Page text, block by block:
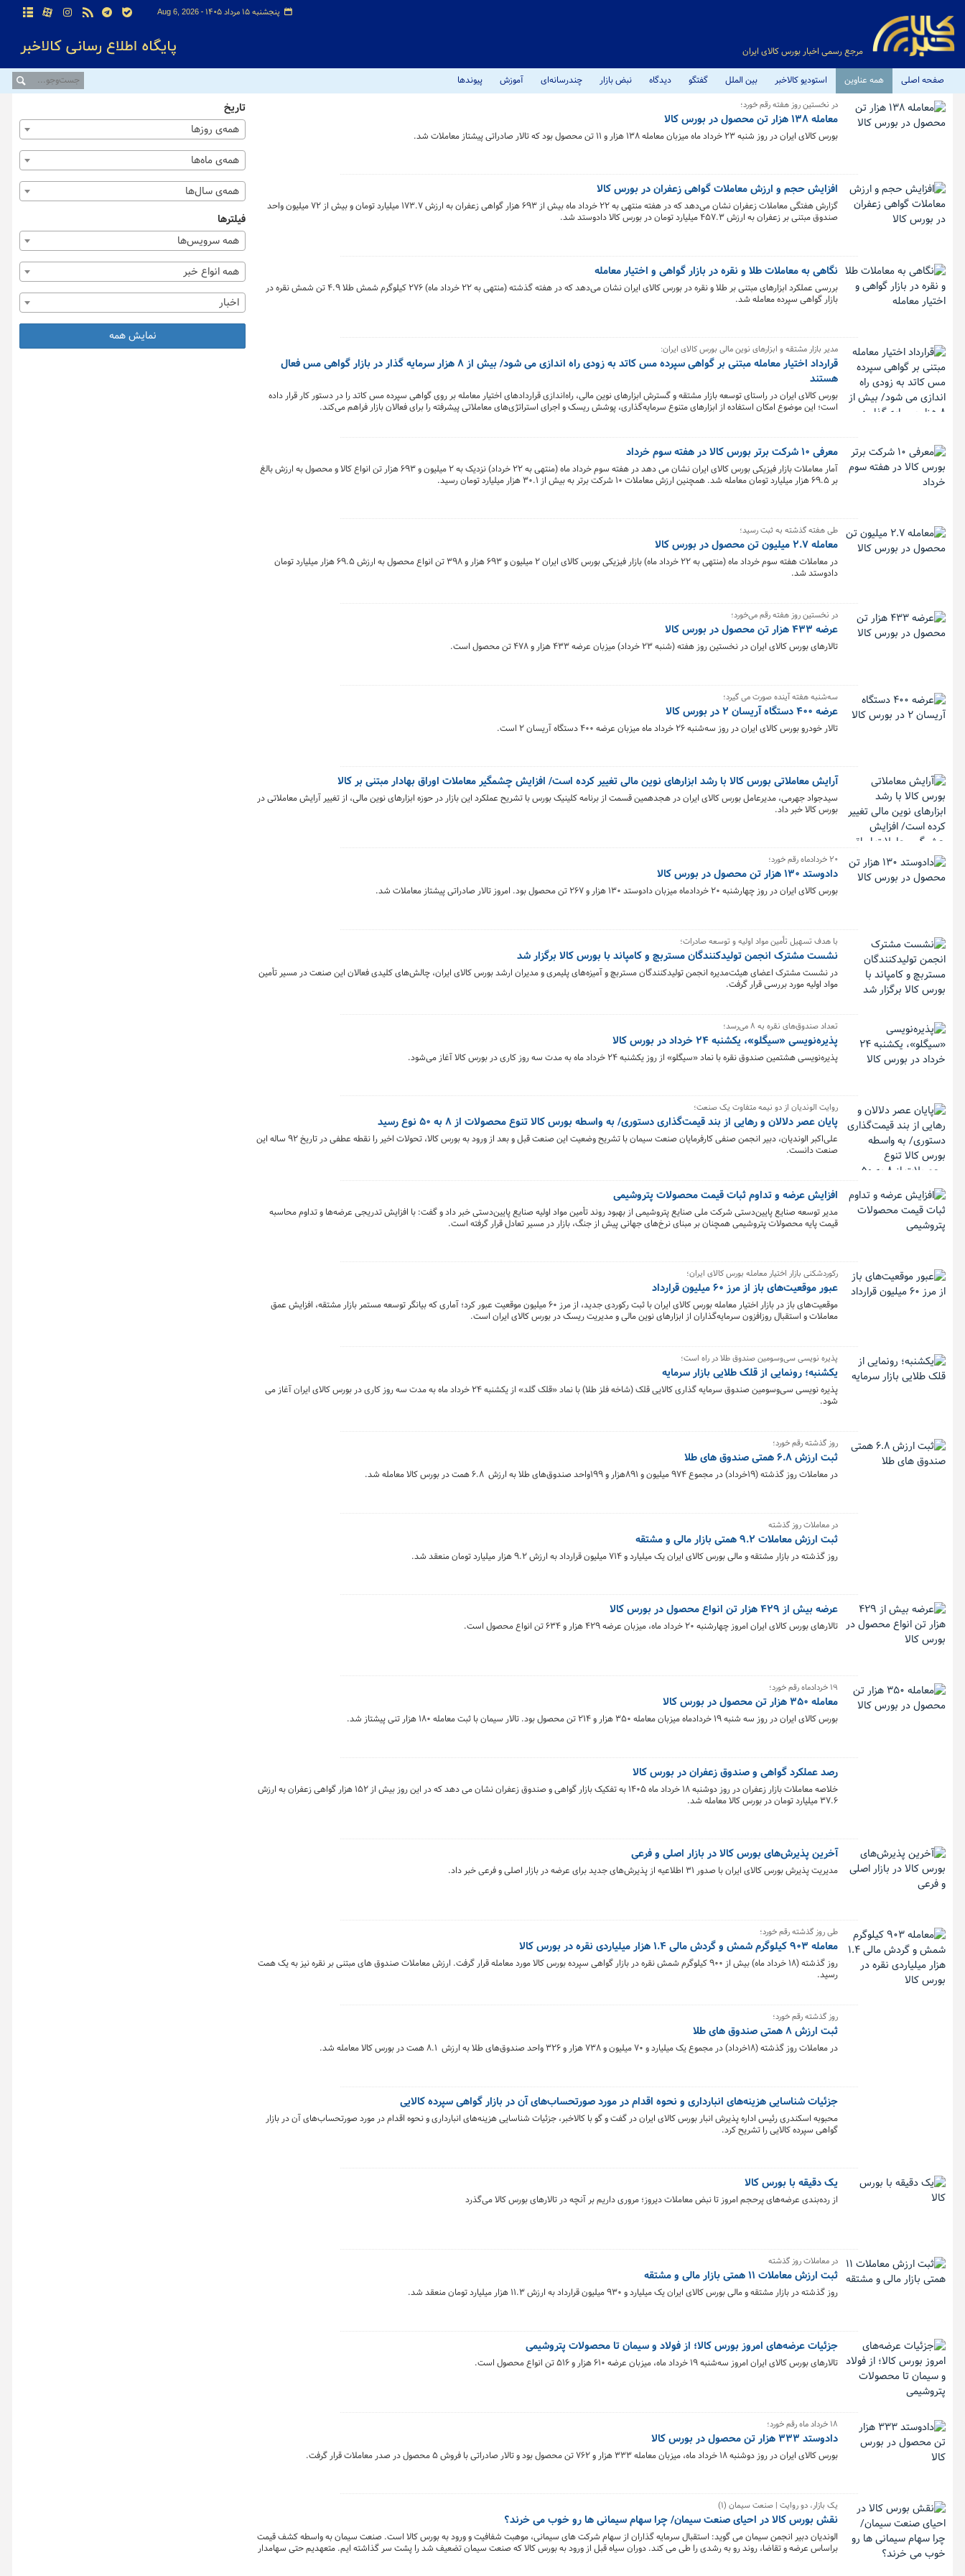
مرجع رسمی اخبار بورس کالای ایران
پنجشنبه ۱۵ مرداد ۱۴۰۵ - Aug 6, 2026
صفحه اصلی همه عناوین استودیو کالاخبر بین الملل گفتگو دیدگاه نبض بازار چندرسانه‌ای آموزش پیوندها
در نخستین روز هفته رقم خورد؛
معامله ۱۳۸ هزار تن محصول در بورس کالا
بورس کالای ایران در روز شنبه ۲۳ خرداد ماه میزبان معامله ۱۳۸ هزار و ۱۱ تن محصول بود که تالار صادراتی پیشتاز معاملات شد.
افزایش حجم و ارزش معاملات گواهی زعفران در بورس کالا
گزارش هفتگی معاملات زعفران نشان می‌دهد که در هفته منتهی به ۲۲ خرداد ماه بیش از ۶۹۳ هزار گواهی زعفران به ارزش ۱۷۳.۷ میلیارد تومان و بیش از ۷۲ میلیون واحد
صندوق مبتنی بر زعفران به ارزش ۴۵۷.۳ میلیارد تومان در بورس کالا دادوستد شد.
نگاهی به معاملات طلا و نقره در بازار گواهی و اختیار معامله
بررسی عملکرد ابزارهای مبتنی بر طلا و نقره در بورس کالای ایران نشان می‌‎دهد که در هفته گذشته (منتهی به ۲۲ خرداد ماه) ۲۷۶ کیلوگرم شمش طلا ۴.۹ تن شمش نقره در
بازار گواهی سپرده معامله شد.
مدیر بازار مشتقه و ابزارهای نوین مالی بورس کالای ایران:
قرارداد اختیار معامله مبتنی بر گواهی سپرده مس کاتد به زودی راه اندازی می شود/ بیش از ۸ هزار سرمایه گذار در بازار گواهی مس فعال
هستند
بورس کالای ایران در راستای توسعه بازار مشتقه و گسترش ابزارهای نوین مالی، راه‌اندازی قراردادهای اختیار معامله بر روی گواهی سپرده مس کاتد را در دستور کار قرار داده
است؛ این موضوع امکان استفاده از ابزارهای متنوع سرمایه‌گذاری، پوشش ریسک و اجرای استراتژی‌های معاملاتی پیشرفته را برای فعالان بازار فراهم می‌کند.
معرفی ۱۰ شرکت برتر بورس کالا در هفته سوم خرداد
آمار معاملات بازار فیزیکی بورس کالای ایران نشان می دهد در هفته سوم خرداد ماه (منتهی به ۲۲ خرداد) نزدیک به ۲ میلیون و ۶۹۳ هزار تن انواع کالا و محصول به ارزش بالغ
بر ۶۹.۵ هزار میلیارد تومان معامله شد. همچنین ارزش معاملات ۱۰ شرکت برتر به بیش از ۳۰.۱ هزار میلیارد تومان رسید.
طی هفته گذشته به ثبت رسید؛
معامله ۲.۷ میلیون تن محصول در بورس کالا
در معاملات هفته سوم خرداد ماه (منتهی به ۲۲ خرداد ماه) بازار فیزیکی بورس کالای ایران ۲ میلیون و ۶۹۳ هزار و ۳۹۸ تن انواع محصول به ارزش ۶۹.۵ هزار میلیارد تومان
دادوستد شد.
در نخستین روز هفته رقم می‌خورد؛
عرضه ۴۳۳ هزار تن محصول در بورس کالا
تالارهای بورس کالای ایران در نخستین روز هفته (شنبه ۲۳ خرداد) میزبان عرضه ۴۳۳ هزار و ۴۷۸ تن محصول است.
سه‌شنبه هفته آینده صورت می گیرد؛
عرضه ۴۰۰ دستگاه آریسان ۲ در بورس کالا
تالار خودرو بورس کالای ایران در روز سه‌شنبه ۲۶ خرداد ماه میزبان عرضه ۴۰۰ دستگاه آریسان ۲ است.
آرایش معاملاتی بورس کالا با رشد ابزارهای نوین مالی تغییر کرده است/ افزایش چشمگیر معاملات اوراق بهادار مبتنی بر کالا
سیدجواد جهرمی، مدیرعامل بورس کالای ایران در هجدهمین قسمت از برنامه کلینیک بورس با تشریح عملکرد این بازار در حوزه ابزارهای نوین مالی، از تغییر آرایش معاملاتی در
بورس کالا خبر داد.
۲۰ خردادماه رقم خورد؛
دادوستد ۱۳۰ هزار تن محصول در بورس کالا
بورس کالای ایران در روز چهارشنبه ۲۰ خردادماه میزبان دادوستد ۱۳۰ هزار و ۲۶۷ تن محصول بود. امروز تالار صادراتی پیشتاز معاملات شد.
با هدف تسهیل تأمین مواد اولیه و توسعه صادرات؛
نشست مشترک انجمن تولیدکنندگان مستربچ و کامپاند با بورس کالا برگزار شد
در نشست مشترک اعضای هیئت‌مدیره انجمن تولیدکنندگان مستربچ و آمیزه‌های پلیمری و مدیران ارشد بورس کالای ایران، چالش‌های کلیدی فعالان این صنعت در مسیر تأمین
مواد اولیه مورد بررسی قرار گرفت.
تعداد صندوق‌های نقره به ۸ می‌رسد؛
پذیره‌نویسی «سیگلو»، یکشنبه ۲۴ خرداد در بورس کالا
پذیره‌نویسی هشتمین صندوق نقره با نماد «سیگلو» از روز یکشنبه ۲۴ خرداد ماه به مدت سه روز کاری در بورس کالا آغاز می‌شود.
روایت الوندیان از دو نیمه متفاوت یک صنعت؛
پایان عصر دلالان و رهایی از بند قیمت‌گذاری دستوری/ به واسطه بورس کالا تنوع محصولات از ۸ به ۵۰ نوع رسید
علی‌اکبر الوندیان، دبیر انجمن صنفی کارفرمایان صنعت سیمان با تشریح وضعیت این صنعت قبل و بعد از ورود به بورس کالا، تحولات اخیر را نقطه عطفی در تاریخ ۹۲ ساله این
صنعت دانست.
افزایش عرضه و تداوم ثبات قیمت محصولات پتروشیمی
مدیر توسعه صنایع پایین‌دستی شرکت ملی صنایع پتروشیمی از بهبود روند تأمین مواد اولیه صنایع پایین‌دستی خبر داد و گفت: با افزایش تدریجی عرضه‌ها و تداوم محاسبه
قیمت پایه محصولات پتروشیمی همچنان بر مبنای نرخ‌های جهانی پیش از جنگ، بازار در مسیر تعادل قرار گرفته است.
رکوردشکنی بازار اختیار معامله بورس کالای ایران؛
عبور موقعیت‌های باز از مرز ۶۰ میلیون قرارداد
موقعیت‌های باز در بازار اختیار معامله بورس کالای ایران با ثبت رکوردی جدید، از مرز ۶۰ میلیون موقعیت عبور کرد؛ آماری که بیانگر توسعه مستمر بازار مشتقه، افزایش عمق
معاملات و استقبال روزافزون سرمایه‌گذاران از ابزارهای نوین مالی و مدیریت ریسک در بورس کالای ایران است.
پذیره نویسی سی‌وسومین صندوق طلا در راه است؛
یکشنبه؛ رونمایی از قلک طلایی بازار سرمایه
پذیره‌ نویسی سی‌وسومین صندوق سرمایه گذاری کالایی قلک (شاخه فلز طلا) با نماد «قلک گلد» از یکشنبه ۲۴ خرداد ماه به مدت سه روز کاری در بورس کالای ایران آغاز می
شود.
روز گذشته رقم خورد؛
ثبت ارزش ۶.۸ همتی صندوق های طلا
در معاملات روز گذشته (۱۹خرداد) در مجموع ۹۷۴ میلیون و ۸۹۱هزار و ۱۹۹واحد صندوق‌های طلا به ارزش ۶.۸ همت در بورس کالا معامله شد.
در معاملات روز گذشته
ثبت ارزش معاملات ۹.۲ همتی بازار مالی و مشتقه
روز گذشته در بازار مشتقه و مالی بورس کالای ایران یک میلیارد و ۷۱۴ میلیون قرارداد به ارزش ۹.۲ هزار میلیارد تومان منعقد شد.
عرضه بیش از ۴۲۹ هزار تن انواع محصول در بورس کالا
تالارهای بورس کالای ایران امروز چهارشنبه ۲۰ خرداد ماه، میزبان عرضه ۴۲۹ هزار و ۶۳۴ تن انواع محصول است.
۱۹ خردادماه رقم خورد؛
معامله ۳۵۰ هزار تن محصول در بورس کالا
بورس کالای ایران در روز سه شنبه ۱۹ خردادماه میزبان معامله ۳۵۰ هزار و ۲۱۴ تن محصول بود. تالار سیمان با ثبت معامله ۱۸۰ هزار تنی پیشتاز شد.
رصد عملکرد گواهی و صندوق زعفران در بورس کالا
خلاصه معاملات بازار زعفران در روز دوشنبه ۱۸ خرداد ماه ۱۴۰۵ به تفکیک بازار گواهی و صندوق زعفران نشان می دهد که در این روز بیش از ۱۵۲ هزار گواهی زعفران به ارزش
۳۷.۶ میلیارد تومان در بورس کالا معامله شد.
آخرین پذیرش‌های بورس کالا در بازار اصلی و فرعی
مدیریت پذیرش بورس کالای ایران با صدور ۳۱ اطلاعیه از پذیرش‌های جدید برای عرضه در بازار اصلی و فرعی خبر داد.
طی روز گذشته رقم خورد؛
معامله ۹۰۳ کیلوگرم شمش و گردش مالی ۱.۴ هزار میلیاردی نقره در بورس کالا
روز گذشته (۱۸ خرداد ماه) بیش از ۹۰۰ کیلوگرم شمش نقره در بازار گواهی سپرده بورس کالا مورد معامله قرار گرفت. ارزش معاملات صندوق های مبتنی بر نقره نیز به یک همت
رسید.
روز گذشته رقم خورد؛
ثبت ارزش ۸ همتی صندوق های طلا
در معاملات روز گذشته (۱۸خرداد) در مجموع یک میلیارد و ۷۰ میلیون و ۷۳۸ هزار و ۳۲۶ واحد صندوق‌های طلا به ارزش ۸.۱ همت در بورس کالا معامله شد.
جزئیات شناسایی هزینه‌های انبارداری و نحوه اقدام در مورد صورتحساب‌های آن در بازار گواهی سپرده کالایی
محبوبه اسکندری رئیس اداره پذیرش انبار بورس کالای ایران در گفت و گو با کالاخبر، جزئیات شناسایی هزینه‌های انبارداری و نحوه اقدام در مورد صورتحساب‌های آن در بازار
گواهی سپرده کالایی را تشریح کرد.
یک دقیقه با بورس کالا
از رده‌بندی عرضه‌های پرحجم امروز تا نبض معاملات دیروز؛ مروری داریم بر آنچه در تالارهای بورس کالا می‌گذرد
در معاملات روز گذشته
ثبت ارزش معاملات ۱۱ همتی بازار مالی و مشتقه
روز گذشته در بازار مشتقه و مالی بورس کالای ایران یک میلیارد و ۹۳۰ میلیون قرارداد به ارزش ۱۱.۳ هزار میلیارد تومان منعقد شد.
جزئیات عرضه‌های امروز بورس کالا؛ از فولاد و سیمان تا محصولات پتروشیمی
تالارهای بورس کالای ایران امروز سه‌شنبه ۱۹ خرداد ماه، میزبان عرضه ۶۱۰ هزار و ۵۱۶ تن انواع محصول است.
۱۸ خرداد ماه رقم خورد؛
دادوستد ۳۳۳ هزار تن محصول در بورس کالا
بورس کالای ایران در روز دوشنبه ۱۸ خرداد ماه، میزبان معامله ۳۳۳ هزار و ۷۶۲ تن محصول بود و تالار صادراتی با فروش ۵ محصول در صدر معاملات قرار گرفت.
یک بازار، دو روایت | صنعت سیمان (۱)
نقش بورس کالا در احیای صنعت سیمان/ چرا سهام سیمانی ها رو خوب می خرند؟
الوندیان دبیر انجمن سیمان می گوید: استقبال سرمایه گذاران از سهام شرکت های سیمانی، موهبت شفافیت و ورود به بورس کالا است. صنعت سیمان به واسطه کشف قیمت
براساس عرضه و تقاضا، روند رو به رشدی را طی می کند. دوران سیاه قبل از ورود به بورس کالا که صنعت سیمان تضعیف شد را پشت سر گذاشته ایم. متعهدیم حتی سهامدار
تاریخ
همه‌ی روزها
همه‌ی ماه‌ها
همه‌ی سال‌ها
فیلترها
همه سرویس‌ها
همه انواع خبر
اخبار
نمایش همه